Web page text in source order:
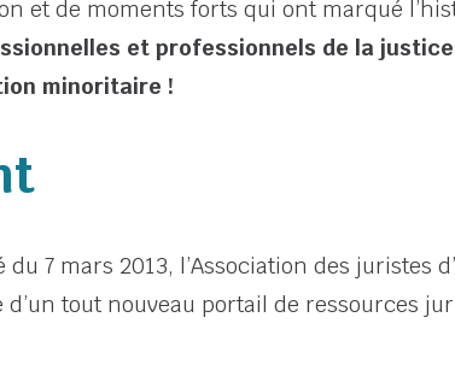
et de moments forts qui ont marqué
et professionnels de la
minoritaire !
7 mars 2013, l’Association des juristes
tout nouveau portail de ressources